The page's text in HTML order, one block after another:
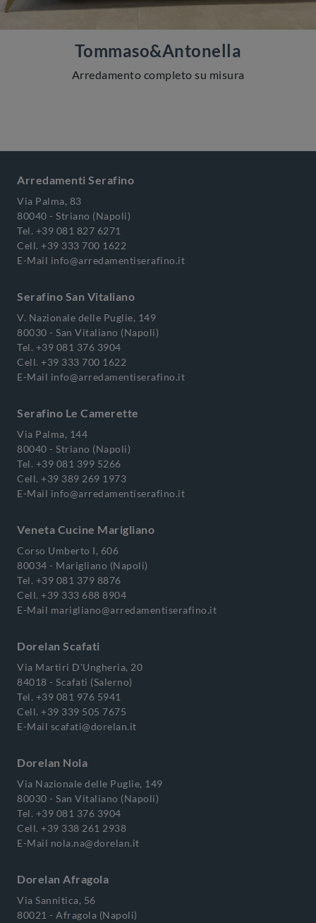
Tommaso&Antonella
Arredamento completo su misura
Arredamenti Serafino
Via Palma, 83
80040 - Striano (Napoli)
Tel. +39 081 827 6271
Cell. +39 333 700 1622
E-Mail info@arredamentiserafino.it
Serafino San Vitaliano
V. Nazionale delle Puglie, 149
80030 - San Vitaliano (Napoli)
Tel. +39 081 376 3904
Cell. +39 333 700 1622
E-Mail info@arredamentiserafino.it
Serafino Le Camerette
Via Palma, 144
80040 - Striano (Napoli)
Tel. +39 081 399 5266
Cell. +39 389 269 1973
E-Mail info@arredamentiserafino.it
Veneta Cucine Marigliano
Corso Umberto I, 606
80034 - Marigliano (Napoli)
Tel. +39 081 379 8876
Cell. +39 333 688 8904
E-Mail marigliano@arredamentiserafino.it
Dorelan Scafati
Via Martiri D'Ungheria, 20
84018 - Scafati (Salerno)
Tel. +39 081 976 5941
Cell. +39 339 505 7675
E-Mail scafati@dorelan.it
Dorelan Nola
Via Nazionale delle Puglie, 149
80030 - San Vitaliano (Napoli)
Tel. +39 081 376 3904
Cell. +39 338 261 2938
E-Mail nola.na@dorelan.it
Dorelan Afragola
Via Sannitica, 56
80021 - Afragola (Napoli)